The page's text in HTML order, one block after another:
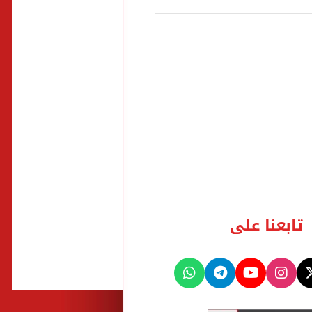
تابعنا على